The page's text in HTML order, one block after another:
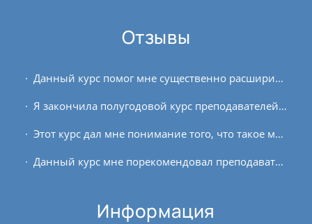
Отзывы
Данный курс помог мне существенно расширить понимание того, как устроена и функционирует не только природа человека, но и вся природа в целом, что позволило мне получить...
Я закончила полугодовой курс преподавателей йоги в мае 2019 года, была при этом в ожидании малыша и обещала написать и направить вам отзыв о том, как в состоянии беременности...
Этот курс дал мне понимание того, что такое медитация и насколько она важна и необходима мне регулярно. На первом занятии было преодоление физического дискомфорта, и пришлось...
Данный курс мне порекомендовал преподаватель йоги, к которому я ходил на практику. Я обратился, и мне сразу ответили. Сразу хочу отметить гибкие условия оплаты. Правда то,...
Информация